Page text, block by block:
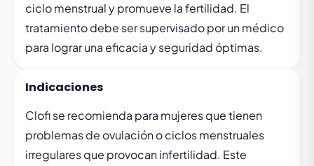
ciclo menstrual y promueve la fertilidad. El
tratamiento debe ser supervisado por un médico
para lograr una eficacia y seguridad óptimas.
Indicaciones
Clofi se recomienda para mujeres que tienen
problemas de ovulación o ciclos menstruales
irregulares que provocan infertilidad. Este